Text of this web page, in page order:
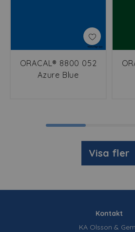
ORACAL® 8800 052
Azure Blue
Visa fler
Kontakt
KA Olsson &